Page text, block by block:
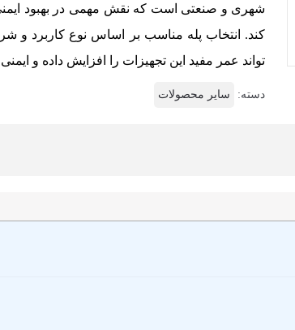
شهری و صنعتی است که نقش مهمی در بهبود
کند. انتخاب پله مناسب بر اساس نوع کاربرد و
تواند عمر مفید این تجهیزات را افزایش داده و
دسته: سایر محصولات